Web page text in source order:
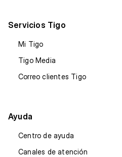
Servicios Tigo
Mi Tigo
Tigo Media
Correo clientes Tigo
Ayuda
Centro de ayuda
Canales de atención